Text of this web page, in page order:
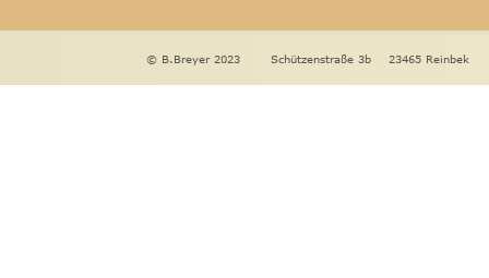
© B.Breyer 2023       Schützenstraße 3b    23465